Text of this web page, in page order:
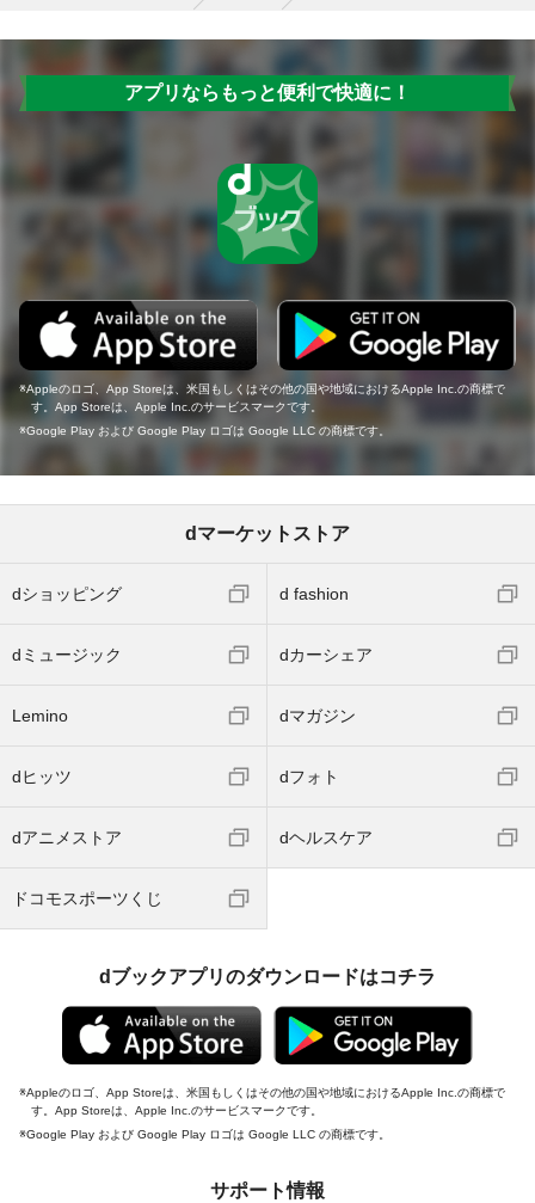
アプリならもっと便利で快適に！
Appleのロゴ、App Storeは、米国もしくはその他の国や地域におけるApple Inc.の商標で
す。App Storeは、Apple Inc.のサービスマークです。
Google Play および Google Play ロゴは Google LLC の商標です。
dマーケットストア
dショッピング d fashion
dミュージック dカーシェア
Lemino dマガジン
dヒッツ dフォト
dアニメストア dヘルスケア
ドコモスポーツくじ
dブックアプリのダウンロードはコチラ
Appleのロゴ、App Storeは、米国もしくはその他の国や地域におけるApple Inc.の商標で
す。App Storeは、Apple Inc.のサービスマークです。
Google Play および Google Play ロゴは Google LLC の商標です。
サポート情報